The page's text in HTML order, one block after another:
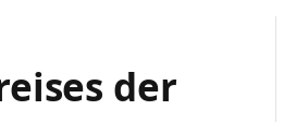
der